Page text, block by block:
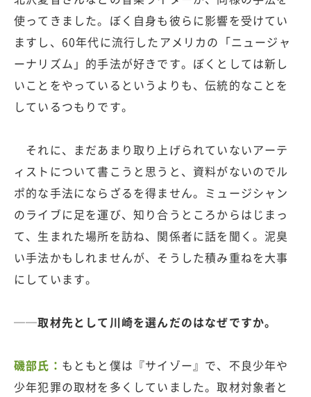
使ってきました。ぼく自身も彼らに影響を受けてい
ますし、60年代に流行したアメリカの「ニュージャ
ーナリズム」的手法が好きです。ぼくとしては新し
いことをやっているというよりも、伝統的なことを
しているつもりです。
それに、まだあまり取り上げられていないアーテ
ィストについて書こうと思うと、資料がないのでル
ポ的な手法にならざるを得ません。ミュージシャン
のライブに足を運び、知り合うところからはじまっ
て、生まれた場所を訪ね、関係者に話を聞く。泥臭
い手法かもしれませんが、そうした積み重ねを大事
にしています。
──取材先として川崎を選んだのはなぜですか。
磯部氏： もともと僕は『サイゾー』で、不良少年や
少年犯罪の取材を多くしていました。取材対象者と